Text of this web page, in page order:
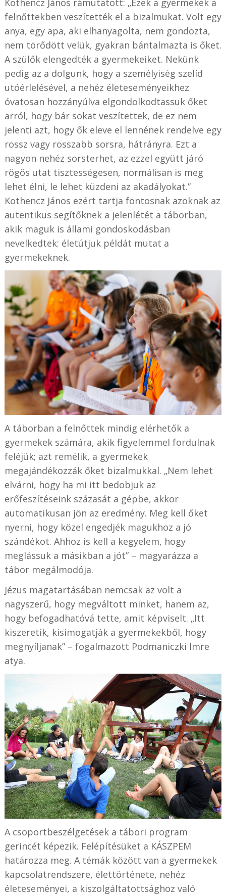
Kothencz János rámutatott: „Ezek a gyermekek a
felnőttekben veszítették el a bizalmukat. Volt egy
anya, egy apa, aki elhanyagolta, nem gondozta,
nem törődött velük, gyakran bántalmazta is őket.
A szülők elengedték a gyermekeiket. Nekünk
pedig az a dolgunk, hogy a személyiség szelíd
utóérlelésével, a nehéz életeseményeikhez
óvatosan hozzányúlva elgondolkodtassuk őket
arról, hogy bár sokat veszítettek, de ez nem
jelenti azt, hogy ők eleve el lennének rendelve egy
rossz vagy rosszabb sorsra, hátrányra. Ezt a
nagyon nehéz sorsterhet, az ezzel együtt járó
rögös utat tisztességesen, normálisan is meg
lehet élni, le lehet küzdeni az akadályokat.”
Kothencz János ezért tartja fontosnak azoknak az
autentikus segítőknek a jelenlétét a táborban,
akik maguk is állami gondoskodásban
nevelkedtek: életútjuk példát mutat a
gyermekeknek.
A táborban a felnőttek mindig elérhetők a
gyermekek számára, akik figyelemmel fordulnak
feléjük; azt remélik, a gyermekek
megajándékozzák őket bizalmukkal. „Nem lehet
elvárni, hogy ha mi itt bedobjuk az
erőfeszítéseink százasát a gépbe, akkor
automatikusan jön az eredmény. Meg kell őket
nyerni, hogy közel engedjék magukhoz a jó
szándékot. Ahhoz is kell a kegyelem, hogy
meglássuk a másikban a jót” – magyarázza a
tábor megálmodója.
Jézus magatartásában nemcsak az volt a
nagyszerű, hogy megváltott minket, hanem az,
hogy befogadhatóvá tette, amit képviselt. „Itt
kiszeretik, kisimogatják a gyermekekből, hogy
megnyíljanak” – fogalmazott Podmaniczki Imre
atya.
A csoportbeszélgetések a tábori program
gerincét képezik. Felépítésüket a KÁSZPEM
határozza meg. A témák között van a gyermekek
kapcsolatrendszere, élettörténete, nehéz
életeseményei, a kiszolgáltatottsághoz való